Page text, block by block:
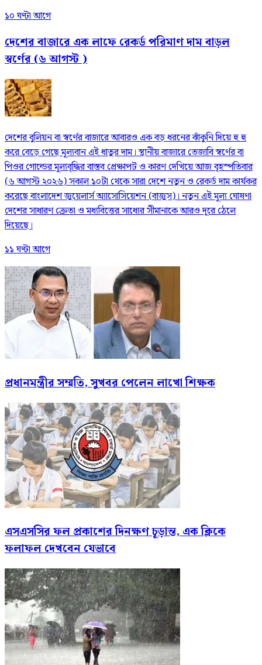
১০ ঘণ্টা আগে
দেশের বাজারে এক লাফে রেকর্ড পরিমাণ দাম বাড়ল
স্বর্ণের (৬ আগস্ট )
দেশের বুলিয়ন বা স্বর্ণের বাজারে আবারও এক বড় ধরনের ঝাঁকুনি দিয়ে হু হু
করে বেড়ে গেছে মূল্যবান এই ধাতুর দাম। স্থানীয় বাজারে তেজাবি স্বর্ণের বা
পিওর গোল্ডের মূল্যবৃদ্ধির বাস্তব প্রেক্ষাপট ও কারণ দেখিয়ে আজ বৃহস্পতিবার
(৬ আগস্ট ২০২৬) সকাল ১০টা থেকে সারা দেশে নতুন ও রেকর্ড দাম কার্যকর
করেছে বাংলাদেশ জুয়েলার্স অ্যাসোসিয়েশন (বাজুস)। নতুন এই মূল্য ঘোষণা
দেশের সাধারণ ক্রেতা ও মধ্যবিত্তের সাধ্যের সীমানাকে আরও দূরে ঠেলে
দিয়েছে।
১১ ঘণ্টা আগে
প্রধানমন্ত্রীর সম্মতি, সুখবর পেলেন লাখো শিক্ষক
এসএসসির ফল প্রকাশের দিনক্ষণ চূড়ান্ত, এক ক্লিকে
ফলাফল দেখবেন যেভাবে